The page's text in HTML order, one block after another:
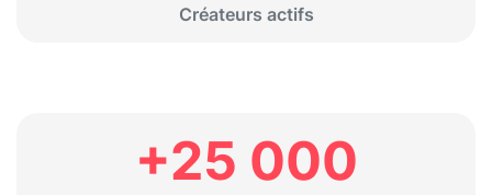
Créateurs actifs
+25 000